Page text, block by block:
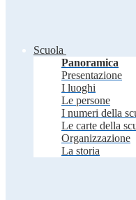
Scuola
Panoramica
Presentazione
I luoghi
Le persone
I numeri della
Le carte della
Organizzazione
La storia